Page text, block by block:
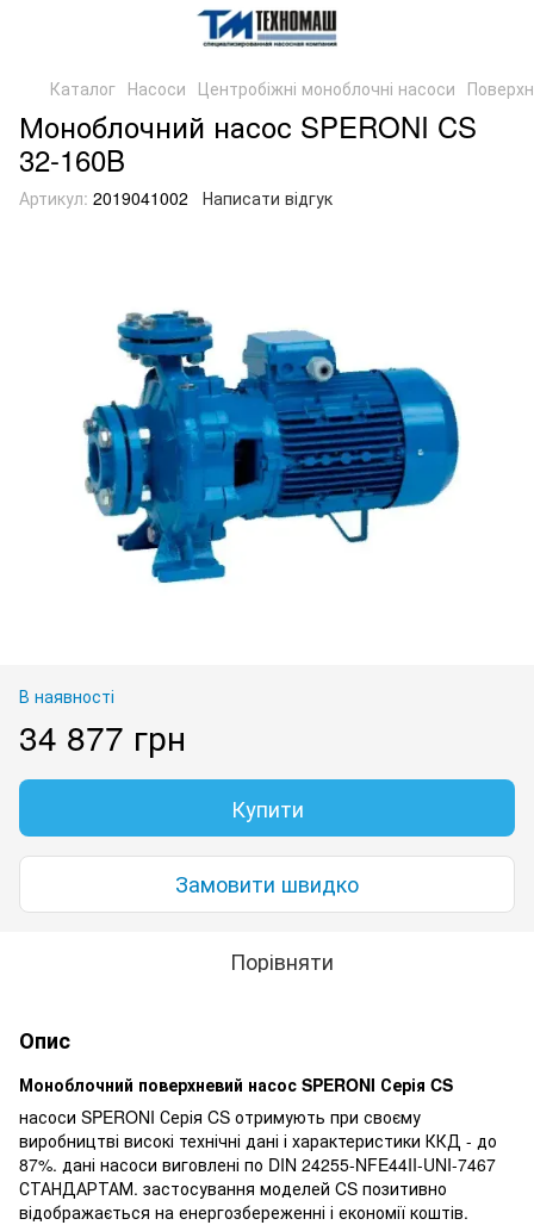
Каталог Насоси Центробіжні моноблочні насоси
Моноблочний насос SPERONI CS
32-160B
Артикул: 2019041002 Написати відгук
В наявності
34 877 грн
Купити
Замовити швидко
Порівняти
Опис
Моноблочний поверхневий насос SPERONI Серія CS
насоси SPERONI Серія CS отримують при своєму
виробництві високі технічні дані і характеристики ККД - до
87%. дані насоси виговлені по DIN 24255-NFE44II-UNI-7467
СТАНДАРТАМ. застосування моделей CS позитивно
відображається на енергозбереженні і економії коштів.